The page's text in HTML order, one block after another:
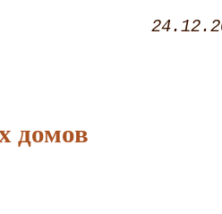
домов